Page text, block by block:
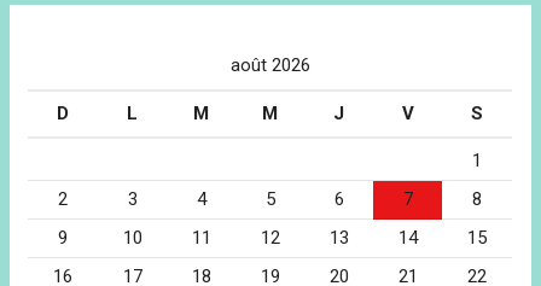
août 2026
D L M M J V S
1
2
3 4 5 6 7
8
9
10 11 12 13 14
15
16
17 18 19 20 21
22